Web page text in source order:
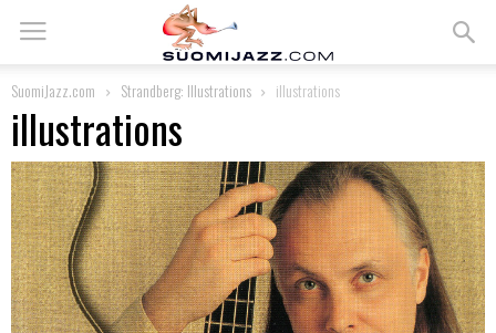
SuomiJazz.com Strandberg: Illustrations illustrations
illustrations